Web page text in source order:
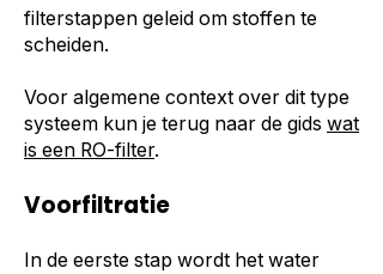
filterstappen geleid om stoffen te
scheiden.
Voor algemene context over dit type
systeem kun je terug naar de gids wat
is een RO-filter.
Voorfiltratie
In de eerste stap wordt het water